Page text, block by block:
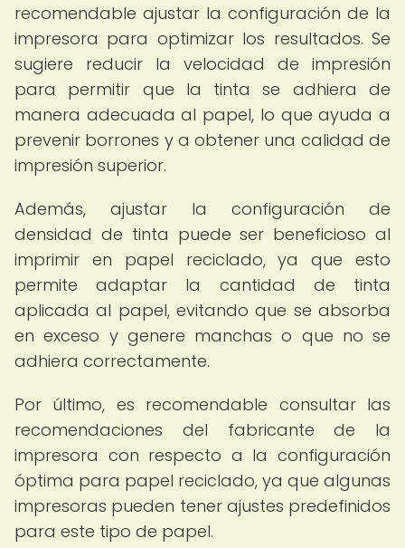
recomendable ajustar la configuración de la
impresora para optimizar los resultados. Se
sugiere reducir la velocidad de impresión
para permitir que la tinta se adhiera de
manera adecuada al papel, lo que ayuda a
prevenir borrones y a obtener una calidad de
impresión superior.
Además, ajustar la configuración de
densidad de tinta puede ser beneficioso al
imprimir en papel reciclado, ya que esto
permite adaptar la cantidad de tinta
aplicada al papel, evitando que se absorba
en exceso y genere manchas o que no se
adhiera correctamente.
Por último, es recomendable consultar las
recomendaciones del fabricante de la
impresora con respecto a la configuración
óptima para papel reciclado, ya que algunas
impresoras pueden tener ajustes predefinidos
para este tipo de papel.